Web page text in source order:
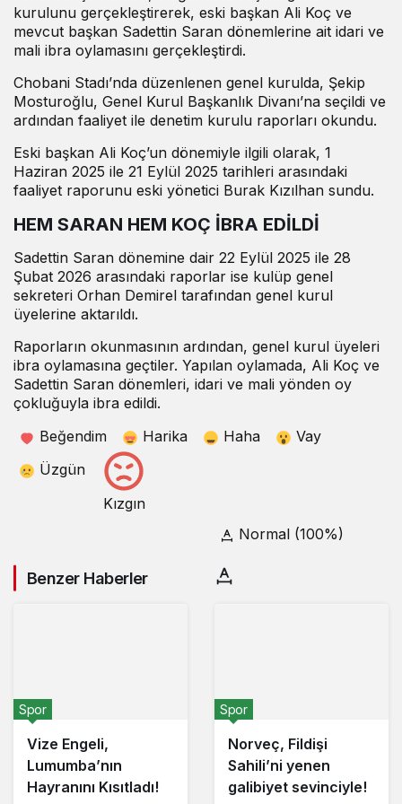
kurulunu gerçekleştirerek, eski başkan Ali Koç ve
mevcut başkan Sadettin Saran dönemlerine ait idari ve
mali ibra oylamasını gerçekleştirdi.
Chobani Stadı’nda düzenlenen genel kurulda, Şekip
Mosturoğlu, Genel Kurul Başkanlık Divanı’na seçildi ve
ardından faaliyet ile denetim kurulu raporları okundu.
Eski başkan Ali Koç’un dönemiyle ilgili olarak, 1
Haziran 2025 ile 21 Eylül 2025 tarihleri arasındaki
faaliyet raporunu eski yönetici Burak Kızılhan sundu.
HEM SARAN HEM KOÇ İBRA EDİLDİ
Sadettin Saran dönemine dair 22 Eylül 2025 ile 28
Şubat 2026 arasındaki raporlar ise kulüp genel
sekreteri Orhan Demirel tarafından genel kurul
üyelerine aktarıldı.
Raporların okunmasının ardından, genel kurul üyeleri
ibra oylamasına geçtiler. Yapılan oylamada, Ali Koç ve
Sadettin Saran dönemleri, idari ve mali yönden oy
çokluğuyla ibra edildi.
Beğendim
Harika Haha
Vay
Üzgün
Kızgın
Normal (100%)
Küçük 100% Dev
Benzer Haberler
Vize Engeli,
Lumumba’nın
Hayranını Kısıtladı!
Spor
Norveç, Fildişi
Sahili’ni yenen
galibiyet sevinciyle!
Spor